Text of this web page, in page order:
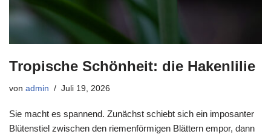
Tropische Schönheit: die Hakenlilie
von admin Juli 19, 2026
Sie macht es spannend. Zunächst schiebt sich ein imposanter
Blütenstiel zwischen den riemenförmigen Blättern empor, dann